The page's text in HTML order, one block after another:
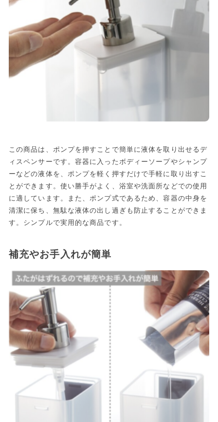
この商品は、ポンプを押すことで簡単に液体を取り出せるデ
ィスペンサーです。容器に入ったボディーソープやシャンプ
ーなどの液体を、ポンプを軽く押すだけで手軽に取り出すこ
とができます。使い勝手がよく、浴室や洗面所などでの使用
に適しています。また、ポンプ式であるため、容器の中身を
清潔に保ち、無駄な液体の出し過ぎも防止することができま
す。シンプルで実用的な商品です。
補充やお手入れが簡単